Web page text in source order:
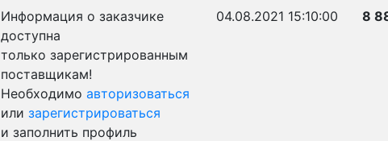
Информация о заказчике
доступна
только зарегистрированным
поставщикам!
Необходимо авторизоваться
или зарегистрироваться
и заполнить профиль
04.08.2021 15:10:00 8